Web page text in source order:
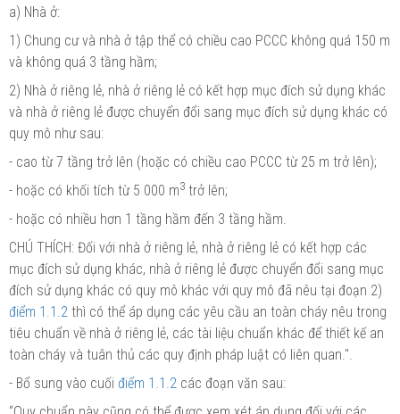
a) Nhà ở:
1) Chung cưvà nhà ở tập thể có chiều cao PCCC không quá 150 m
và không quá 3 tầng hầm;
2) Nhà ở riêng lẻ, nhà ở riêng lẻ có kết hợp mục đích sử dụng khác
và nhà ở riêng lẻ được chuyển đổi sang mục đích sử dụng khác có
quy mô như sau:
- cao từ 7 tầng trở lên (hoặc có chiều cao PCCC từ 25 m trở lên);
- hoặc có khối tích từ 5 000 m3 trở lên;
- hoặc có nhiều hơn 1 tầng hầm đến 3 tầng hầm.
CHÚ THÍCH: Đối với nhà ở riêng lẻ, nhà ở riêng lẻ có kết hợp các
mục đích sử dụng khác, nhà ở riêng lẻ được chuyển đổi sang mục
đích sử dụng khác có quy mô khác với quy mô đã nêu tại đoạn 2)
điểm 1.1.2 thì có thể áp dụng các yêu cầu an toàn cháy nêu trong
tiêu chuẩn về nhà ở riêng lẻ, các tài liệu chuẩn khác để thiết kếan
toàn cháy và tuân thủ các quy định pháp luật có liên quan.".
- Bổ sung vào cuối điểm 1.1.2 các đoạn văn sau: